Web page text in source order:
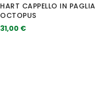
HART CAPPELLO IN PAGLIA
OCTOPUS
31,00 €